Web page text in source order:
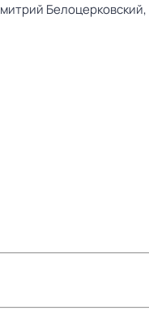
Белоцерковский,